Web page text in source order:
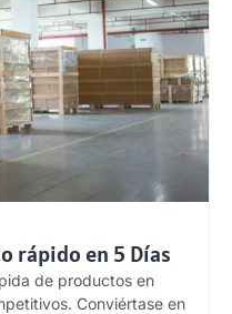
rápido en 5 Días
de productos en
Conviértase en